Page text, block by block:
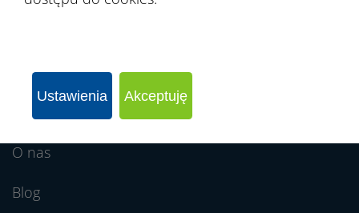
Oferta
Realizacja
O nas
Blog
Ustawienia Akceptuję